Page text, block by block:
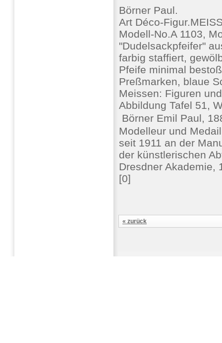
Börner Paul.
Art Déco-
Modell-No.A 1103,
"Dudelsackpfeifer"
farbig staffiert,
Pfeife minimal
Preßmarken, blaue
Meissen: Figuren
Abbildung Tafel 51,
 Börner Emil Paul,
Modelleur und
seit 1911 an der
der künstlerischen
Dresdner Akademie,
[0]
« zurück